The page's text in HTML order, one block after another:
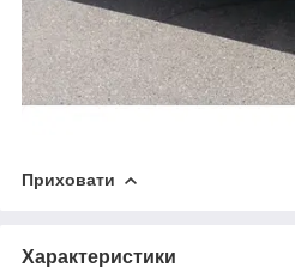
Приховати
Характеристики